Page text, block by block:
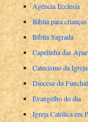
Agência Ecclesia
Bíblia para crianças
Bíblia Sagrada
Capelinha das
Catecismo da
Diocese do Funchal
Evangelho do dia
Igreja Católica em